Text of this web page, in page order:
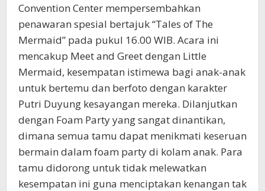
Convention Center mempersembahkan
penawaran spesial bertajuk “Tales of The
Mermaid” pada pukul 16.00 WIB. Acara ini
mencakup Meet and Greet dengan Little
Mermaid, kesempatan istimewa bagi anak-anak
untuk bertemu dan berfoto dengan karakter
Putri Duyung kesayangan mereka. Dilanjutkan
dengan Foam Party yang sangat dinantikan,
dimana semua tamu dapat menikmati keseruan
bermain dalam foam party di kolam anak. Para
tamu didorong untuk tidak melewatkan
kesempatan ini guna menciptakan kenangan tak